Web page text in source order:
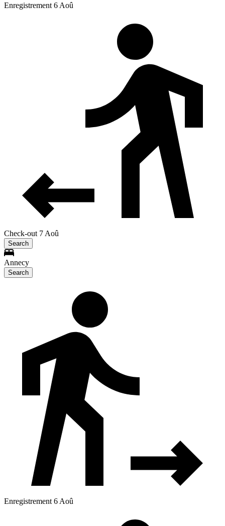
Enregistrement 6 Aoû
Check-out 7 Aoû
Search
Annecy
Search
Enregistrement 6 Aoû